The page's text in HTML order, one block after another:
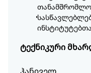
ტექნიკური